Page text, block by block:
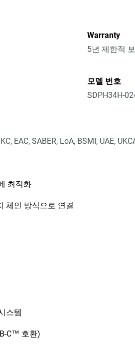
Warranty
5년 제한적
모델 번호
SDPH34H-
EAC, SABER, LoA, BSMI, UAE,
최적화
체인 방식으로 연결
스템
C™ 호환)